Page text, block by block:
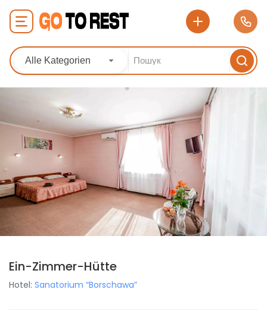
Alle Kategorien
Ein-Zimmer-Hütte
Hotel: Sanatorium “Borschawa”